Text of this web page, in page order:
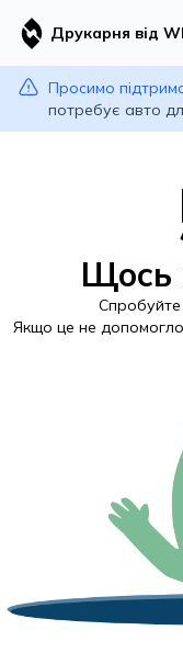
Друкарня від
Просимо
потребує авто
Щось
Спробуйте
Якщо це не